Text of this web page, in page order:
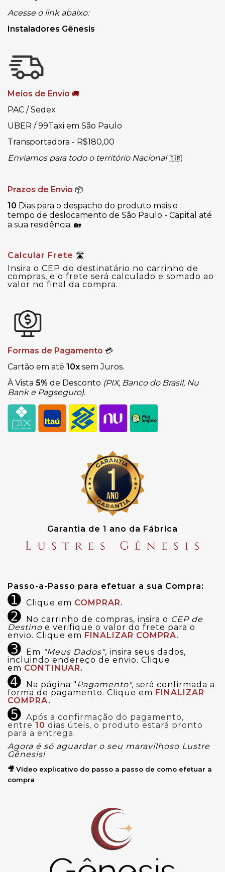
Acesse o link abaixo:
Instaladores Gênesis
Meios de Envio 🚚
PAC / Sedex
UBER / 99Taxi em São Paulo
Transportadora - R$180,00
Enviamos para todo o território Nacional🇧🇷
Prazos de Envio 📦
10 Dias para o despacho do produto mais o
tempo de deslocamento de São Paulo - Capital até
a sua residência. 🏡
Calcular Frete 🛣
Insira o CEP do destinatário no carrinho de
compras, e o frete será calculado e somado ao
valor no final da compra.
Formas de Pagamento 💳
Cartão em até 10x sem Juros.
À Vista 5% de Desconto (PIX, Banco do Brasil, Nu
Bank e Pagseguro).
Garantia de 1 ano da Fábrica
Passo-a-Passo para efetuar a sua Compra:
➊ Clique em COMPRAR.
➋ No carrinho de compras, insira o CEP de
Destino e verifique o valor do frete para o
envio. Clique em FINALIZAR COMPRA.
➌ Em "Meus Dados", insira seus dados,
incluindo endereço de envio. Clique
em CONTINUAR.
➍ Na página " Pagamento", será confirmada a
forma de pagamento. Clique em FINALIZAR
COMPRA.
➎ Após a confirmação do pagamento,
entre 10 dias úteis, o produto estará pronto
para a entrega.
Agora é só aguardar o seu maravilhoso Lustre
Gênesis!
🎥 Vídeo explicativo do passo a passo de como efetuar a
compra